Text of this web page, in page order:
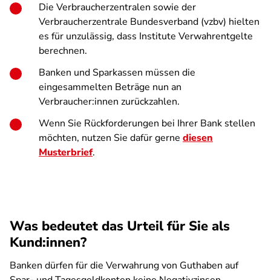
Die Verbraucherzentralen sowie der
Verbraucherzentrale Bundesverband (vzbv) hielten
es für unzulässig, dass Institute Verwahrentgelte
berechnen.
Banken und Sparkassen müssen die
eingesammelten Beträge nun an
Verbraucher:innen zurückzahlen.
Wenn Sie Rückforderungen bei Ihrer Bank stellen
möchten, nutzen Sie dafür gerne diesen
Musterbrief.
Was bedeutet das Urteil für Sie als
Kund:innen?
Banken dürfen für die Verwahrung von Guthaben auf